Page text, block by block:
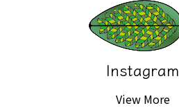
Instagram
View More